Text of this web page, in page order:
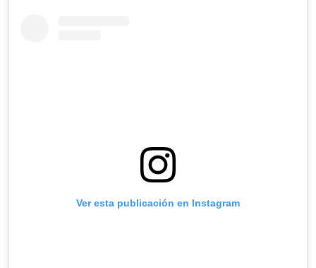
Ver esta publicación en Instagram